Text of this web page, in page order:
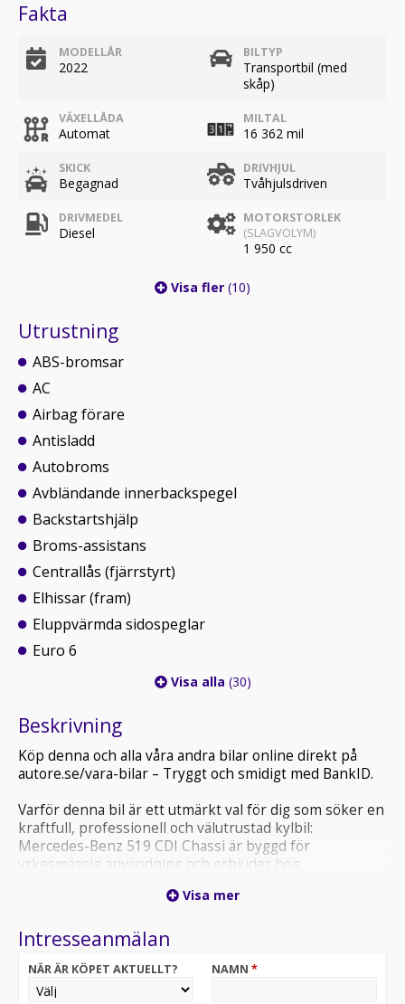
Fakta
MODELLÅR
2022
BILTYP
Transportbil (med
skåp)
VÄXELLÅDA
Automat
MILTAL
16 362 mil
SKICK
Begagnad
DRIVHJUL
Tvåhjulsdriven
DRIVMEDEL
Diesel
MOTORSTORLEK
(SLAGVOLYM)
1 950 cc
Visa fler (10)
Utrustning
ABS-bromsar
AC
Airbag förare
Antisladd
Autobroms
Avbländande innerbackspegel
Backstartshjälp
Broms-assistans
Centrallås (fjärrstyrt)
Elhissar (fram)
Eluppvärmda sidospeglar
Euro 6
Visa alla (30)
Beskrivning
Köp denna och alla våra andra bilar online direkt på
autore.se/vara-bilar – Tryggt och smidigt med BankID.
Varför denna bil är ett utmärkt val för dig som söker en
kraftfull, professionell och välutrustad kylbil:
Mercedes-Benz 519 CDI Chassi är byggd för
yrkesmässig användning och erbjuder hög
Som C-reggad kylbil med färdskrivare är den perfekt
kylbil, färdskrivare & navigator
Visa mer
Intresseanmälan
NÄR ÄR KÖPET AKTUELLT? NAMN *